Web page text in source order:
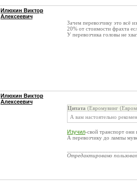
Илюхин Виктор
Алексеевич
Зачем перевозчику это всё
20% от стоимости фрахта
У перевозчика головы не
Илюхин Виктор
Алексеевич
Цитата (Евромувинг
А вам настоятельно
Изучил-свой транспорт они
А перевозчику до лампы
Отредактировано